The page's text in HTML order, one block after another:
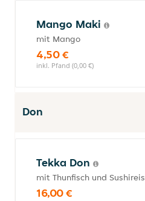
Mango Maki
mit Mango
4,50 €
inkl. Pfand (0,00 €)
Don
Tekka Don
mit Thunfisch und Sushireis
16,00 €